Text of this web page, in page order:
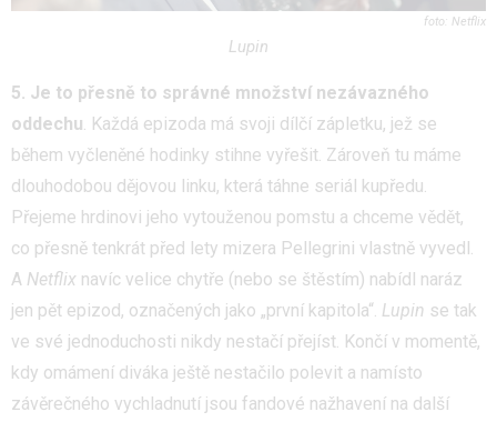
Netflix
Lupin
5. Je to přesně to správné množství nezávazného
oddechu . Každá epizoda má svoji dílčí zápletku, jež se
během vyčleněné hodinky stihne vyřešit. Zároveň tu máme
dlouhodobou dějovou linku, která táhne seriál kupředu.
Přejeme hrdinovi jeho vytouženou pomstu a chceme vědět,
co přesně tenkrát před lety mizera Pellegrini vlastně vyvedl.
A Netflix navíc velice chytře (nebo se štěstím) nabídl naráz
jen pět epizod, označených jako „první kapitola“. Lupin se tak
ve své jednoduchosti nikdy nestačí přejíst. Končí v momentě,
kdy omámení diváka ještě nestačilo polevit a namísto
závěrečného vychladnutí jsou fandové nažhavení na další